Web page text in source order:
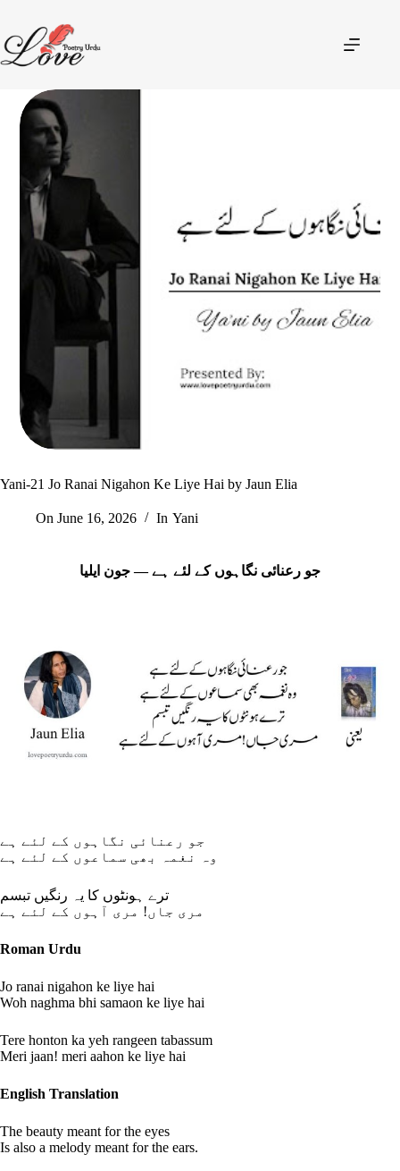
Yani-21 Jo Ranai Nigahon Ke Liye Hai by Jaun Elia
On June 16, 2026 In Yani
جو رعنائی نگاہوں کے لئے ہے — جون ایلیا
جو رعنائی نگاہوں کے لئے ہے
وہ نغمہ بھی سماعوں کے لئے ہے
ترے ہونٹوں کا یہ رنگیں تبسم
مری جاں! مری آہوں کے لئے ہے
Roman Urdu
Jo ranai nigahon ke liye hai
Woh naghma bhi samaon ke liye hai
Tere honton ka yeh rangeen tabassum
Meri jaan! meri aahon ke liye hai
English Translation
The beauty meant for the eyes
Is also a melody meant for the ears.